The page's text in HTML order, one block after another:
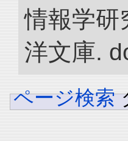
情報学研
洋文庫.
ページ検索